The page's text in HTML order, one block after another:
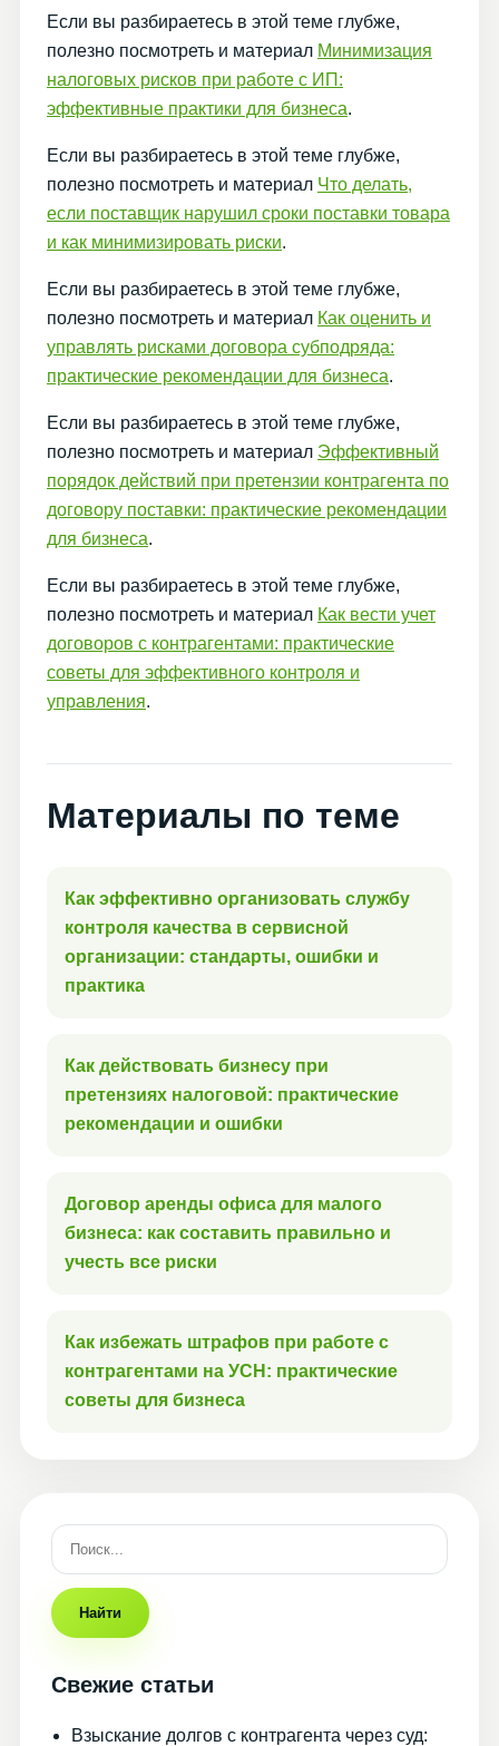
Если вы разбираетесь в этой теме глубже,
полезно посмотреть и материал Минимизация
налоговых рисков при работе с ИП:
эффективные практики для бизнеса.
Если вы разбираетесь в этой теме глубже,
полезно посмотреть и материал Что делать,
если поставщик нарушил сроки поставки товара
и как минимизировать риски.
Если вы разбираетесь в этой теме глубже,
полезно посмотреть и материал Как оценить и
управлять рисками договора субподряда:
практические рекомендации для бизнеса.
Если вы разбираетесь в этой теме глубже,
полезно посмотреть и материал Эффективный
порядок действий при претензии контрагента по
договору поставки: практические рекомендации
для бизнеса.
Если вы разбираетесь в этой теме глубже,
полезно посмотреть и материал Как вести учет
договоров с контрагентами: практические
советы для эффективного контроля и
управления.
Материалы по теме
Как эффективно организовать службу
контроля качества в сервисной
организации: стандарты, ошибки и
практика
Как действовать бизнесу при
претензиях налоговой: практические
рекомендации и ошибки
Договор аренды офиса для малого
бизнеса: как составить правильно и
учесть все риски
Как избежать штрафов при работе с
контрагентами на УСН: практические
советы для бизнеса
Найти
Свежие статьи
Взыскание долгов с контрагента через суд: